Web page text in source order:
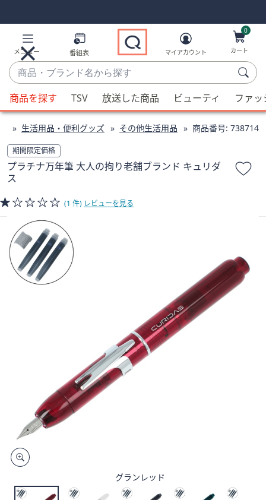
Links
Links2
メニュー 番組表
商
品・
ブ
ラ
ン
名
か
ら
探
す
候
補
利
用
可
能
場
上
下
の
矢
イ
ス
左
マイアカウント
0
カート
商品を探す TSV 放送した商品 ビューティ ファ
生活用品・便利グッズ その他生活用品 商品番号: 738714
期間限定価格
プラチナ万年筆 大人の拘り老舗ブランド キュリダ
ス
(1 件) レビューを見る
グランレッド